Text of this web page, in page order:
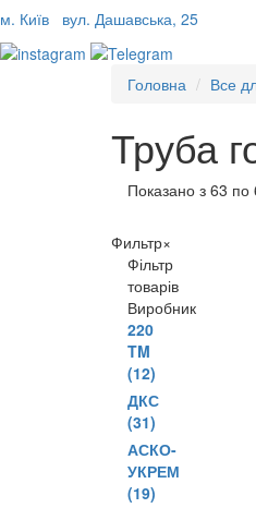
м. Київ
вул. Дашавська, 25
Головна Все
Труба
Показано з 63 по
Фильтр×
Фільтр
товарів
Виробник
220
TM
(12)
ДКС
(31)
АСКО-
УКРЕМ
(19)